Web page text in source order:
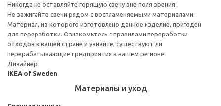
Никогда не оставляйте горящую свечу вне поля зрения.
Не зажигайте свечи рядом с воспламеняемыми материалами.
Материал, из которого изготовлено данное изделие, пригоден
для переработки. Ознакомьтесь с правилами переработки
отходов в вашей стране и узнайте, существуют ли
перерабатывающие предприятия в вашем регионе.
Дизайнер:
IKEA of Sweden
Материалы и уход